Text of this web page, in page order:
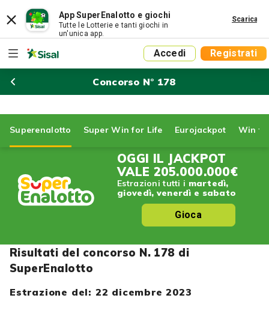
App SuperEnalotto e giochi
Tutte le Lotterie e tanti giochi in
un'unica app.
Scarica
Accedi Registrati
Concorso N° 178
Superenalotto Super Win for Life Eurojackpot Win
OGGI IL JACKPOT
VALE 205.000.000€
Estrazioni tutti i martedì,
giovedì, venerdì e sabato
Gioca
Risultati del concorso N. 178 di
SuperEnalotto
Estrazione del: 22 dicembre 2023